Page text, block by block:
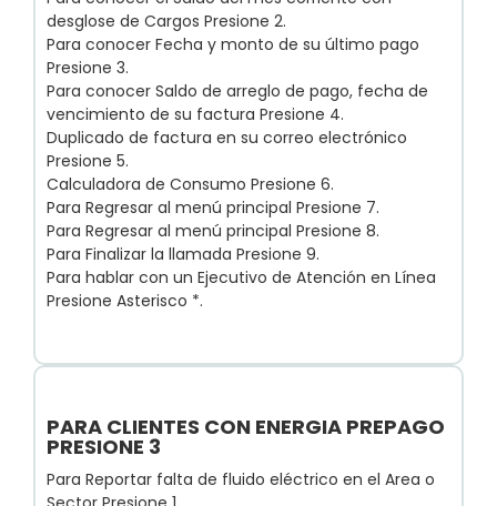
desglose de Cargos Presione 2.
Para conocer Fecha y monto de su último pago
Presione 3.
Para conocer Saldo de arreglo de pago, fecha de
vencimiento de su factura Presione 4.
Duplicado de factura en su correo electrónico
Presione 5.
Calculadora de Consumo Presione 6.
Para Regresar al menú principal Presione 7.
Para Regresar al menú principal Presione 8.
Para Finalizar la llamada Presione 9.
Para hablar con un Ejecutivo de Atención en Línea
Presione Asterisco *.
PARA CLIENTES CON ENERGIA PREPAGO
PRESIONE 3
Para Reportar falta de fluido eléctrico en el Area o